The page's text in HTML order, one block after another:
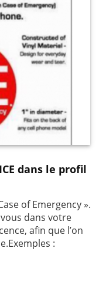
dans le profil
of Emergency ».
dans votre
afin que l’on
: